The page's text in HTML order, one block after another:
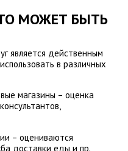
МОЖЕТ БЫТЬ
является действенным
в различных
магазины – оценка
– оцениваются
доставки еды и пр.